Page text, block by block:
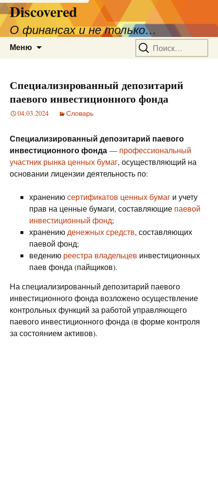
Discovered
О финансах и не только…
Меню Найти:
Специализированный депозитарий
паевого инвестиционного фонда
04.03.2024 Словарь
Специализированный депозитарий паевого
инвестиционного фонда — профессиональный
участник рынка ценных бумаг, осуществляющий на
основании лицензии деятельность по:
хранениюсертификатов ценных бумаг и учету
прав на ценные бумаги, составляющие паевой
инвестиционный фонд;
хранению денежных средств, составляющих
паевой фонд;
ведению реестра владельцев инвестиционных
паев фонда (пайщиков).
На специализированный депозитарий паевого
инвестиционного фонда возложено осуществление
контрольных функций за работой управляющего
паевого инвестиционного фонда (в форме контроля
за состоянием активов).